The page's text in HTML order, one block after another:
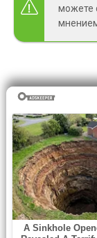
можете